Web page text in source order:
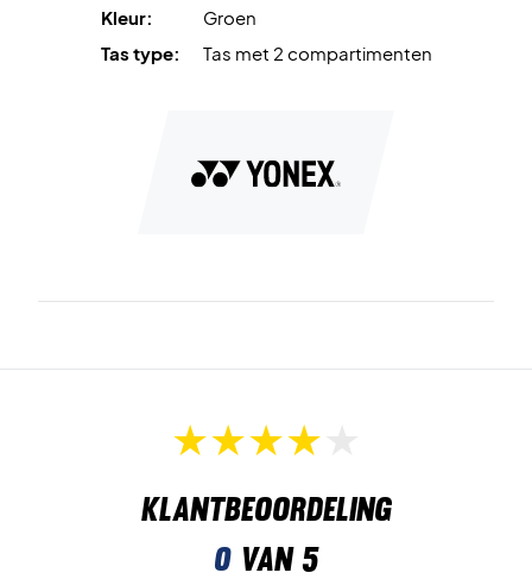
Groot hoofdvak
biedt ruimte voor kleding, ballen en
overige uitrusting.
Afmetingen:75 x 19 x 32 cm.
Kleur:
Groen
Tas type:
Tas met 2 compartimenten
Klantbeoordeling
0van 5